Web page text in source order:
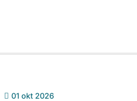
01 okt 2026